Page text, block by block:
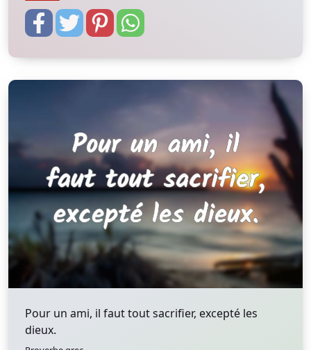
Pour un ami, il faut tout sacrifier, excepté les
dieux.